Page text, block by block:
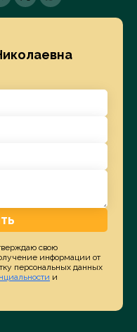
свою
информации от
персональных данных
и